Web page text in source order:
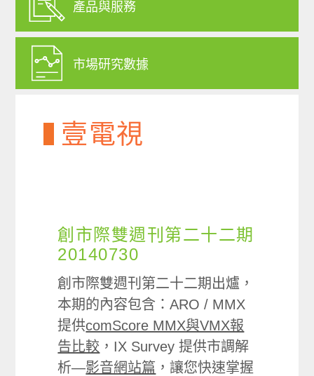
產品與服務
市場研究數據
壹電視
創市際雙週刊第二十二期
20140730
創市際雙週刊第二十二期出爐，
本期的內容包含：ARO / MMX
提供comScore MMX與VMX報
告比較 ，IX Survey 提供市調解
析—影音網站篇 ，讓您快速掌握